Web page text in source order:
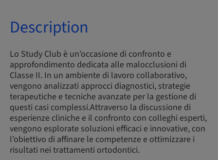
Description
Lo Study Club è un’occasione di confronto e
approfondimento dedicata alle malocclusioni di
Classe II. In un ambiente di lavoro collaborativo,
vengono analizzati approcci diagnostici, strategie
terapeutiche e tecniche avanzate per la gestione di
questi casi complessi.Attraverso la discussione di
esperienze cliniche e il confronto con colleghi esperti,
vengono esplorate soluzioni efficaci e innovative, con
l’obiettivo di affinare le competenze e ottimizzare i
risultati nei trattamenti ortodontici.